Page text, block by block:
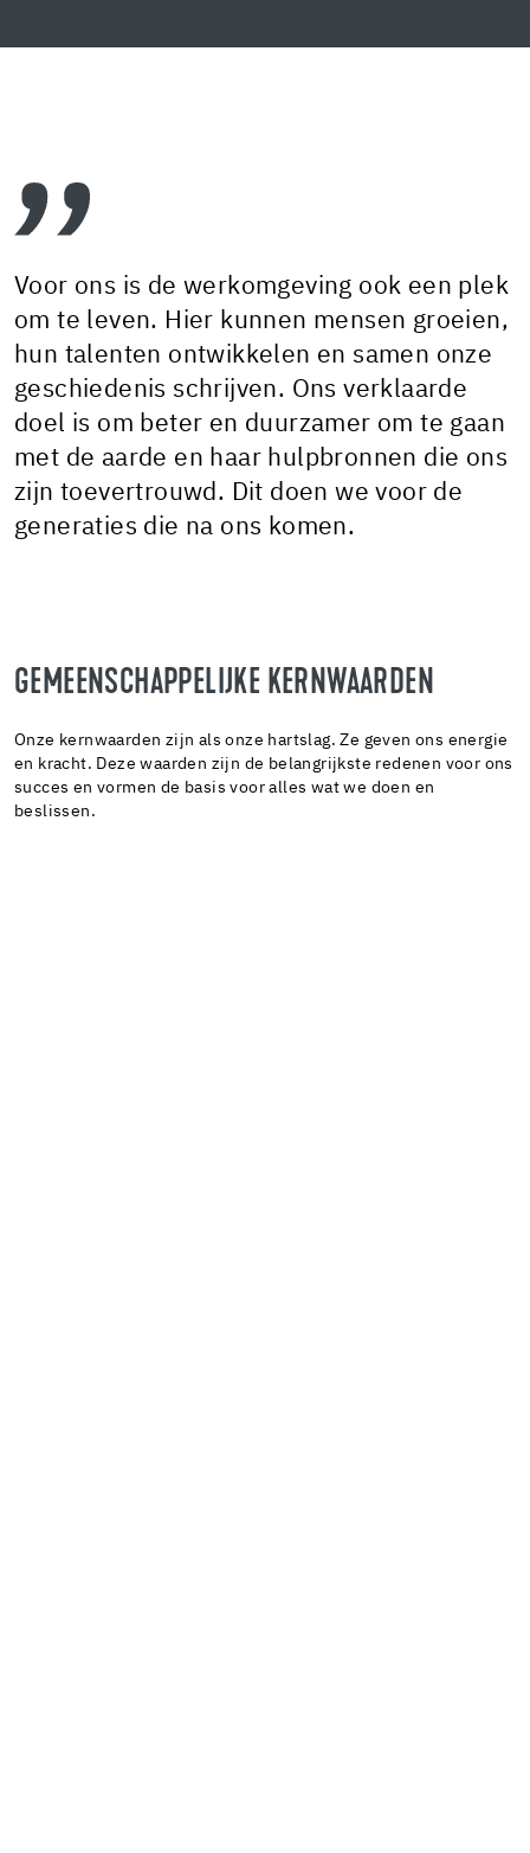
Voor ons is de werkomgeving ook een plek
om te leven. Hier kunnen mensen groeien,
hun talenten ontwikkelen en samen onze
geschiedenis schrijven. Ons verklaarde
doel is om beter en duurzamer om te gaan
met de aarde en haar hulpbronnen die ons
zijn toevertrouwd. Dit doen we voor de
generaties die na ons komen.
GEMEENSCHAPPELIJKE KERNWAARDEN
Onze kernwaarden zijn als onze hartslag. Ze geven ons energie
en kracht. Deze waarden zijn de belangrijkste redenen voor ons
succes en vormen de basis voor alles wat we doen en
beslissen.